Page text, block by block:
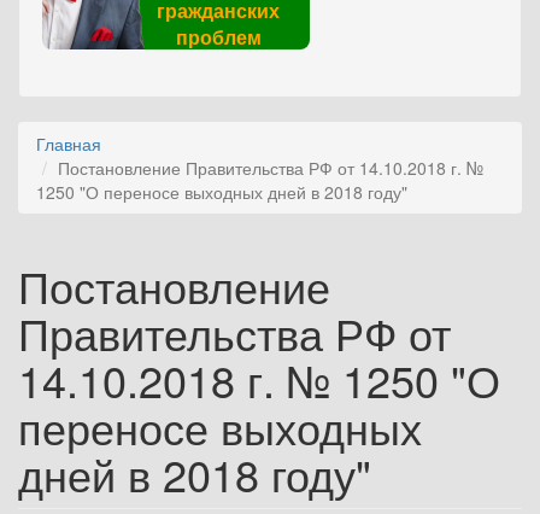
гражданских
проблем
Главная
Постановление Правительства РФ от 14.10.2018 г. №
1250 "О переносе выходных дней в 2018 году"
Постановление
Правительства РФ от
14.10.2018 г. № 1250 "О
переносе выходных
дней в 2018 году"